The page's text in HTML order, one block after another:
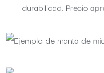
durabilidad. Precio